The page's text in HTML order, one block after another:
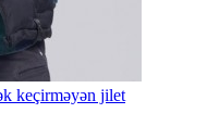
keçirməyən jilet